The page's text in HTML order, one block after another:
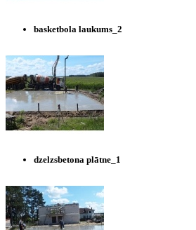
basketbola laukums_2
dzelzsbetona plātne_1